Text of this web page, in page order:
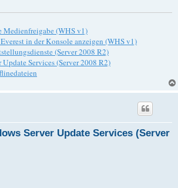
(WHS v1)
in der Konsole anzeigen (WHS v1)
(Server 2008 R2)
Services (Server 2008 R2)
Server Update Services (Server